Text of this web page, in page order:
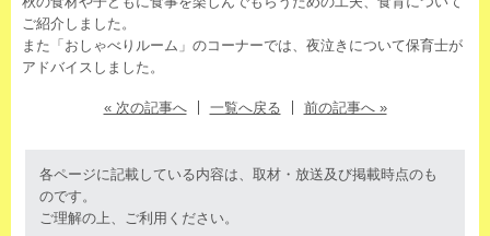
ご紹介しました。
また「おしゃべりルーム」のコーナーでは、夜泣きについて保育士が
アドバイスしました。
« 次の記事へ 一覧へ戻る 前の記事へ »
各ページに記載している内容は、取材・放送及び掲載時点のも
のです。
ご理解の上、ご利用ください。